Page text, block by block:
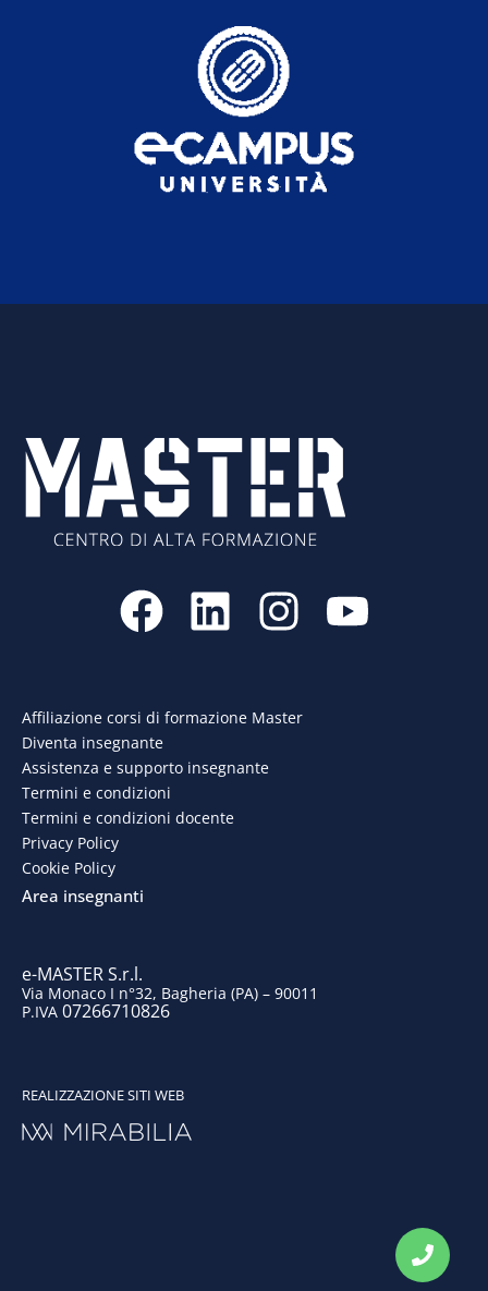
F
a
e
b
o
k
L
i
k
e
d
I
n
t
Y
o
Affiliazione corsi di formazione Master
Diventa insegnante
Assistenza e supporto insegnante
Termini e condizioni
Termini e condizioni docente
Privacy Policy
Cookie Policy
Area insegnanti
e-MASTER S.r.l.
Via Monaco I n°32, Bagheria (PA) – 90011
P.IVA 07266710826
REALIZZAZIONE SITI WEB